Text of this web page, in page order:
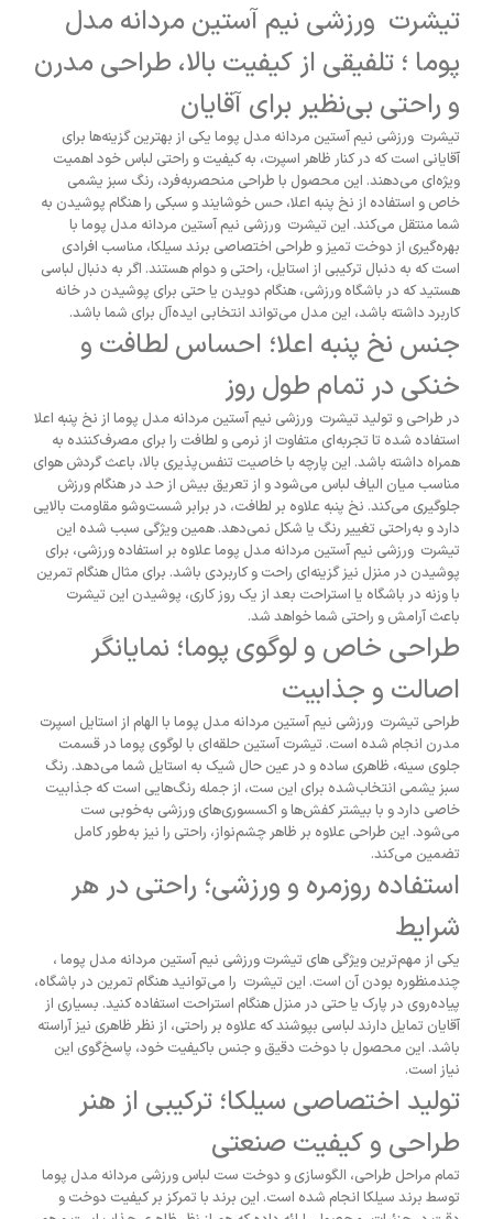
تیشرت ورزشی نیم آستین مردانه مدل
پوما ؛ تلفیقی از کیفیت بالا، طراحی مدرن
و راحتی بی‌نظیر برای آقایان
تیشرت ورزشی نیم آستین مردانه مدل پوما یکی از بهترین گزینه‌ها برای
آقایانی است که در کنار ظاهر اسپرت، به کیفیت و راحتی لباس خود اهمیت
ویژه‌ای می‌دهند. این محصول با طراحی منحصربه‌فرد، رنگ سبز یشمی
خاص و استفاده از نخ پنبه اعلا، حس خوشایند و سبکی را هنگام پوشیدن به
شما منتقل می‌کند. این تیشرت ورزشی نیم آستین مردانه مدل پوما با
بهره‌گیری از دوخت تمیز و طراحی اختصاصی برند سیلکا، مناسب افرادی
است که به دنبال ترکیبی از استایل، راحتی و دوام هستند. اگر به دنبال لباسی
هستید که در باشگاه ورزشی، هنگام دویدن یا حتی برای پوشیدن در خانه
کاربرد داشته باشد، این مدل می‌تواند انتخابی ایده‌آل برای شما باشد.
جنس نخ پنبه اعلا؛ احساس لطافت و
خنکی در تمام طول روز
در طراحی و تولید تیشرت ورزشی نیم آستین مردانه مدل پوما از نخ پنبه اعلا
استفاده شده تا تجربه‌ای متفاوت از نرمی و لطافت را برای مصرف‌کننده به
همراه داشته باشد. این پارچه با خاصیت تنفس‌پذیری بالا، باعث گردش هوای
مناسب میان الیاف لباس می‌شود و از تعریق بیش از حد در هنگام ورزش
جلوگیری می‌کند. نخ پنبه علاوه بر لطافت، در برابر شست‌وشو مقاومت بالایی
دارد و به‌راحتی تغییر رنگ یا شکل نمی‌دهد. همین ویژگی سبب شده این
تیشرت ورزشی نیم آستین مردانه مدل پوما علاوه بر استفاده ورزشی، برای
پوشیدن در منزل نیز گزینه‌ای راحت و کاربردی باشد. برای مثال هنگام تمرین
با وزنه در باشگاه یا استراحت بعد از یک روز کاری، پوشیدن این تیشرت
باعث آرامش و راحتی شما خواهد شد.
طراحی خاص و لوگوی پوما؛ نمایانگر
اصالت و جذابیت
طراحی تیشرت ورزشی نیم آستین مردانه مدل پوما با الهام از استایل اسپرت
مدرن انجام شده است. تیشرت آستین حلقه‌ای با لوگوی پوما در قسمت
جلوی سینه، ظاهری ساده و در عین حال شیک به استایل شما می‌دهد. رنگ
سبز یشمی انتخاب‌شده برای این ست، از جمله رنگ‌هایی است که جذابیت
خاصی دارد و با بیشتر کفش‌ها و اکسسوری‌های ورزشی به‌خوبی ست
می‌شود. این طراحی علاوه بر ظاهر چشم‌نواز، راحتی را نیز به‌طور کامل
تضمین می‌کند.
استفاده روزمره و ورزشی؛ راحتی در هر
شرایط
یکی از مهم‌ترین ویژگی های تیشرت ورزشی نیم آستین مردانه مدل پوما ،
چندمنظوره بودن آن است. این تیشرت را می‌توانید هنگام تمرین در باشگاه،
پیاده‌روی در پارک یا حتی در منزل هنگام استراحت استفاده کنید. بسیاری از
آقایان تمایل دارند لباسی بپوشند که علاوه بر راحتی، از نظر ظاهری نیز آراسته
باشد. این محصول با دوخت دقیق و جنس باکیفیت خود، پاسخ‌گوی این
نیاز است.
تولید اختصاصی سیلکا؛ ترکیبی از هنر
طراحی و کیفیت صنعتی
تمام مراحل طراحی، الگو‌سازی و دوخت ست لباس ورزشی مردانه مدل پوما
توسط برند سیلکا انجام شده است. این برند با تمرکز بر کیفیت دوخت و